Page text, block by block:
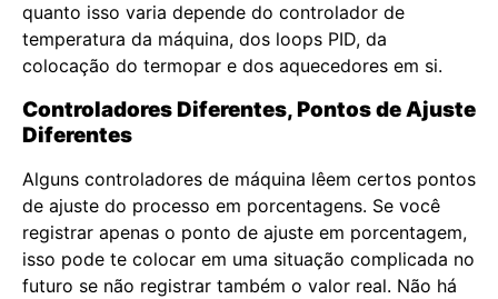
quanto isso varia depende do controlador de
temperatura da máquina, dos loops PID, da
colocação do termopar e dos aquecedores em si.
Controladores Diferentes, Pontos de Ajuste
Diferentes
Alguns controladores de máquina lêem certos pontos
de ajuste do processo em porcentagens. Se você
registrar apenas o ponto de ajuste em porcentagem,
isso pode te colocar em uma situação complicada no
futuro se não registrar também o valor real. Não há